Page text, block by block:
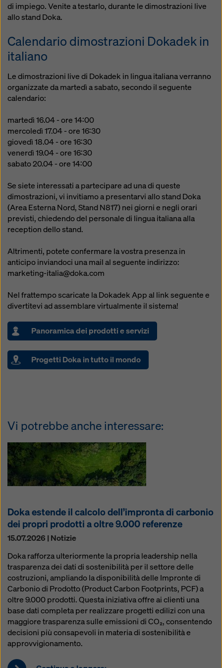
di impiego. Venite a testarlo, durante le dimostrazioni live
allo stand Doka.
Calendario dimostrazioni Dokadek in
italiano
Le dimostrazioni live di Dokadek in lingua italiana verranno
organizzate da martedì a sabato, secondo il seguente
calendario:
martedì 16.04 - ore 14:00
mercoledì 17.04 - ore 16:30
giovedì 18.04 - ore 16:30
venerdì 19.04 - ore 16:30
sabato 20.04 - ore 14:00
Se siete interessati a partecipare ad una di queste
dimostrazioni, vi invitiamo a presentarvi allo stand Doka
(Area Esterna Nord, Stand N817) nei giorni e negli orari
previsti, chiedendo del personale di lingua italiana alla
reception dello stand.
Altrimenti, potete confermare la vostra presenza in
anticipo inviandoci una mail al seguente indirizzo:
marketing-italia@doka.com
Nel frattempo scaricate la Dokadek App al link seguente e
divertitevi ad assemblare virtualmente il sistema!
Panoramica dei prodotti e servizi
Progetti Doka in tutto il mondo
Vi potrebbe anche interessare:
Doka estende il calcolo dell’impronta di carbonio
dei propri prodotti a oltre 9.000 referenze
15.07.2026 | Notizie
Doka rafforza ulteriormente la propria leadership nella
trasparenza dei dati di sostenibilità per il settore delle
costruzioni, ampliando la disponibilità delle Impronte di
Carbonio di Prodotto (Product Carbon Footprints, PCF) a
oltre 9.000 prodotti. Questa iniziativa offre ai clienti una
base dati completa per realizzare progetti edilizi con una
maggiore trasparenza sulle emissioni di CO₂, consentendo
decisioni più consapevoli in materia di sostenibilità e
approvvigionamento.
modificando le vostreimpostazioni dei cookie
cliccando su impostazioni dei cookie in fondo a questo
corrispondenti. Potete revocare il vostro consenso in
qualsiasi momento, con effetto futuro e senza
indicarne il motivo, cliccando su
Potete trovare ulteriori informazioni sui nostri cookie
nella nostra informativa sulla privacy
(impostazioni avanzate dei cookie).